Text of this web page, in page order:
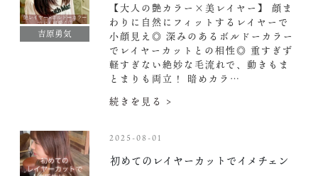
吉原勇気
【大人の艶カラー×美レイヤー】 顔ま
わりに自然にフィットするレイヤーで
小顔見え◎ 深みのあるボルドーカラー
でレイヤーカットとの相性◎ 重すぎず
軽すぎない絶妙な毛流れで、動きもま
とまりも両立！ 暗めカラ…
続きを見る >
2025-08-01
️初めてのレイヤーカットでイメチェン